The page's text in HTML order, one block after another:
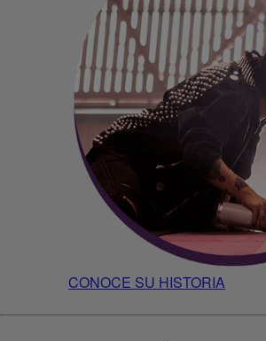
CONOCE SU HISTORIA